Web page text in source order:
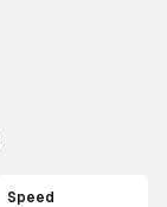
Speed